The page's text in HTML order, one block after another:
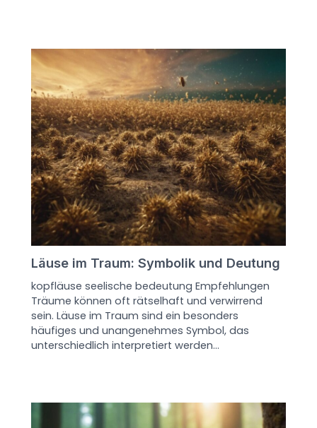
Läuse im Traum: Symbolik und Deutung
kopfläuse seelische bedeutung Empfehlungen
Träume können oft rätselhaft und verwirrend
sein. Läuse im Traum sind ein besonders
häufiges und unangenehmes Symbol, das
unterschiedlich interpretiert werden…